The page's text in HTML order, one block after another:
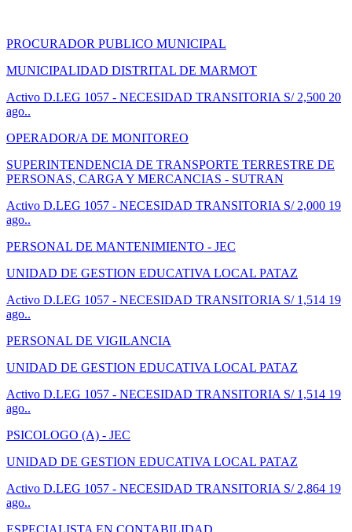
PROCURADOR PUBLICO MUNICIPAL
MUNICIPALIDAD DISTRITAL DE MARMOT
Activo D.LEG 1057 - NECESIDAD TRANSITORIA S/ 2,500 20
ago..
OPERADOR/A DE MONITOREO
SUPERINTENDENCIA DE TRANSPORTE TERRESTRE DE
PERSONAS, CARGA Y MERCANCIAS - SUTRAN
Activo D.LEG 1057 - NECESIDAD TRANSITORIA S/ 2,000 19
ago..
PERSONAL DE MANTENIMIENTO - JEC
UNIDAD DE GESTION EDUCATIVA LOCAL PATAZ
Activo D.LEG 1057 - NECESIDAD TRANSITORIA S/ 1,514 19
ago..
PERSONAL DE VIGILANCIA
UNIDAD DE GESTION EDUCATIVA LOCAL PATAZ
Activo D.LEG 1057 - NECESIDAD TRANSITORIA S/ 1,514 19
ago..
PSICOLOGO (A) - JEC
UNIDAD DE GESTION EDUCATIVA LOCAL PATAZ
Activo D.LEG 1057 - NECESIDAD TRANSITORIA S/ 2,864 19
ago..
ESPECIALISTA EN CONTABILIDAD